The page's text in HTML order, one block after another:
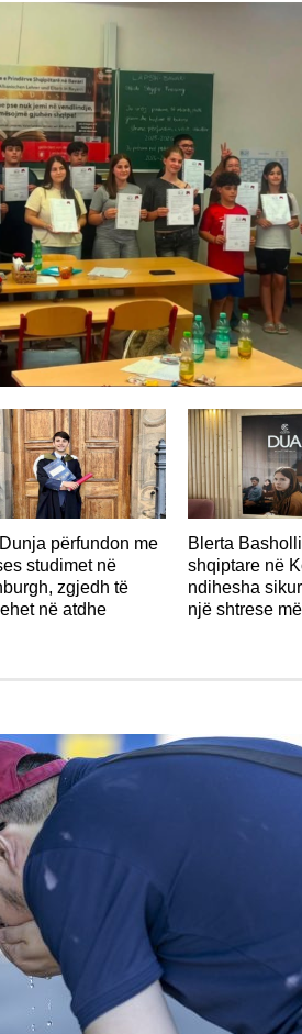
përfundon me
studimet në
zgjedh të
në atdhe
Blerta
shqiptare në
ndihesha
një shtrese